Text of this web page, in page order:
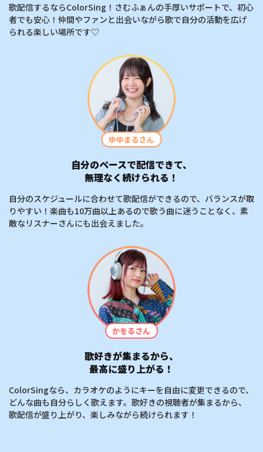
歌配信するならColorSing！さむふぁんの手厚いサポートで、初心
者でも安心！仲間やファンと出会いながら歌で自分の活動を広げ
られる楽しい場所です♡
ゆゆまるさん
自分のペースで配信できて、
無理なく続けられる！
自分のスケジュールに合わせて歌配信ができるので、バランスが取
りやすい！楽曲も10万曲以上あるので歌う曲に迷うことなく、素
敵なリスナーさんにも出会えました。
かをるさん
歌好きが集まるから、
最高に盛り上がる！
ColorSingなら、カラオケのようにキーを自由に変更できるので、
どんな曲も自分らしく歌えます。歌好きの視聴者が集まるから、
歌配信が盛り上がり、楽しみながら続けられます！